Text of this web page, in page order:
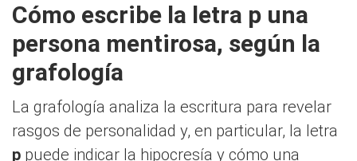
Cómo escribe la letra p una
persona mentirosa, según la
grafología
La grafología analiza la escritura para revelar
rasgos de personalidad y, en particular, la letra
p puede indicar la hipocresía y cómo una